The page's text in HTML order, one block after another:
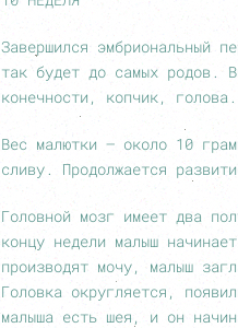
Завершился эмбриональный
так будет до самых родов.
конечности, копчик, голова.
Вес малютки – около 10
сливу. Продолжается
Головной мозг имеет два
концу недели малыш
производят мочу, малыш
Головка округляется,
малыша есть шея, и он